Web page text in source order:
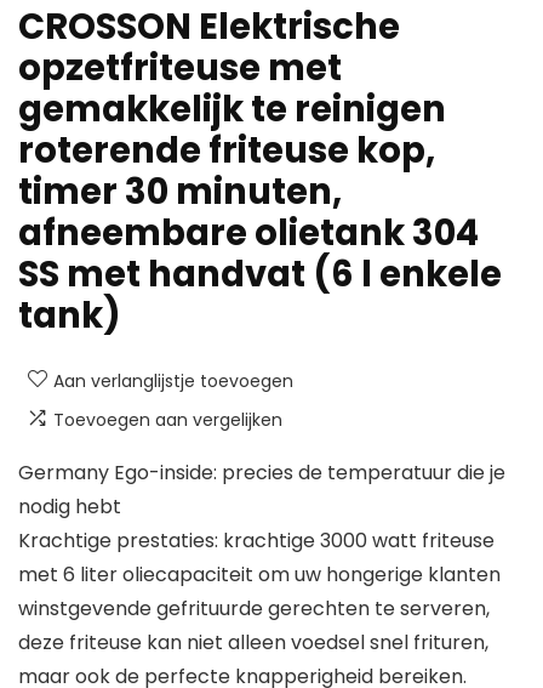
CROSSON Elektrische
opzetfriteuse met
gemakkelijk te reinigen
roterende friteuse kop,
timer 30 minuten,
afneembare olietank 304
SS met handvat (6 l enkele
tank)
Aan verlanglijstje toevoegen
Toevoegen aan vergelijken
Germany Ego-inside: precies de temperatuur die je
nodig hebt
Krachtige prestaties: krachtige 3000 watt friteuse
met 6 liter oliecapaciteit om uw hongerige klanten
winstgevende gefrituurde gerechten te serveren,
deze friteuse kan niet alleen voedsel snel frituren,
maar ook de perfecte knapperigheid bereiken.